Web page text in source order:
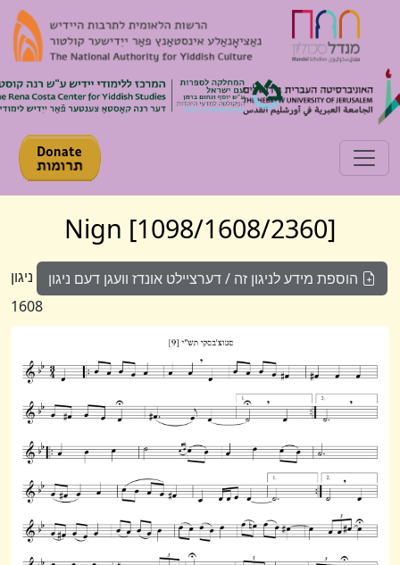
Toggle navigation
הוספת מידע לניגון זה / דערציילט אונדז וועגן דעם ניגון ניגון
1608